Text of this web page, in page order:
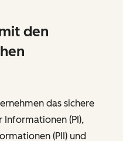
den
das sichere
Informationen (PI),
(PII) und